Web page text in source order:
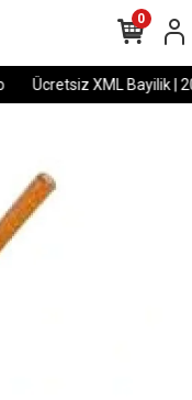
Ücretsiz XML Bayilik |
0